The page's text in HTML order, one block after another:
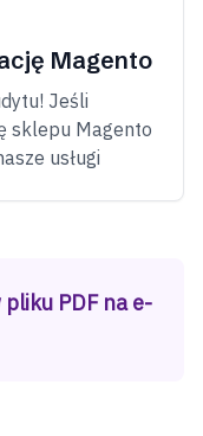
Magento
Jeśli
sklepu Magento
usługi
PDF na e-